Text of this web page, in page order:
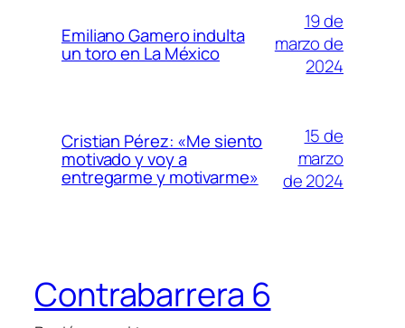
Emiliano Gamero indulta
un toro en La México
19 de
marzo de
2024
Cristian Pérez: «Me siento
motivado y voy a
entregarme y motivarme»
15 de
marzo
de 2024
Contrabarrera 6